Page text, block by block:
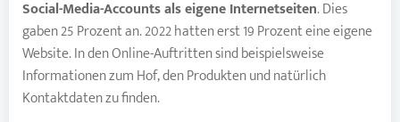
Social-Media-Accounts als eigene Internetseiten. Dies
gaben 25 Prozent an. 2022 hatten erst 19 Prozent eine eigene
Website. In den Online-Auftritten sind beispielsweise
Informationen zum Hof, den Produkten und natürlich
Kontaktdaten zu finden.